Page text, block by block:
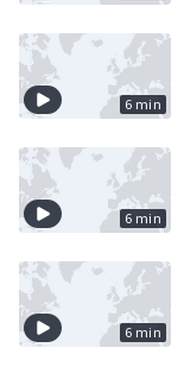
6 min
6 min
6 min